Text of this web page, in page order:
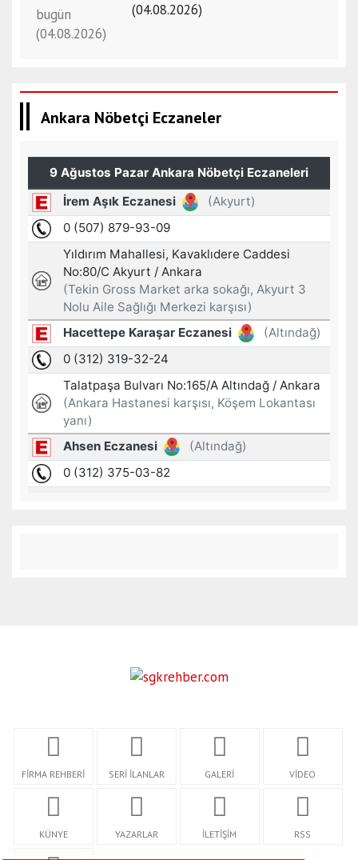
(04.08.2026)
Ankara Nöbetçi Eczaneler
FİRMA REHBERİ SERİ İLANLAR GALERİ VİDEO
KÜNYE YAZARLAR İLETİŞİM RSS